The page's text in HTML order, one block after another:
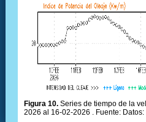
Figura 10. Series de tiempo de la
2026 al 16-02-2026 . Fuente: